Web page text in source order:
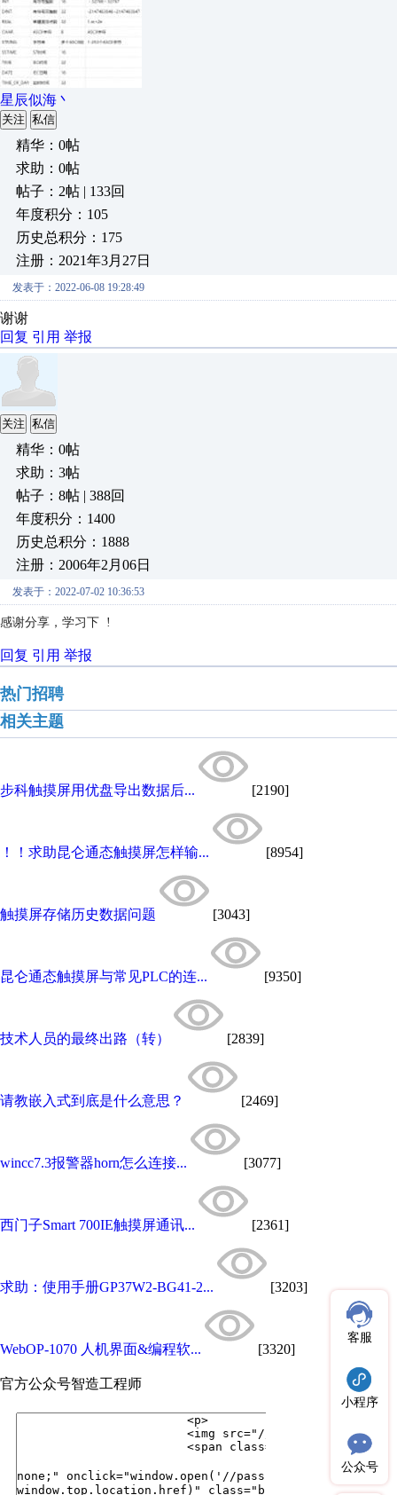
星辰似海丶
关注 私信
精华：0帖
求助：0帖
帖子：2帖 | 133回
年度积分：105
历史总积分：175
注册：2021年3月27日
发表于：2022-06-08 19:28:49
谢谢
回复 引用 举报
关注 私信
精华：0帖
求助：3帖
帖子：8帖 | 388回
年度积分：1400
历史总积分：1888
注册：2006年2月06日
发表于：2022-07-02 10:36:53
感谢分享，学习下 !
回复 引用 举报
热门招聘
相关主题
步科触摸屏用优盘导出数据后... [2190]
！！求助昆仑通态触摸屏怎样输... [8954]
触摸屏存储历史数据问题 [3043]
昆仑通态触摸屏与常见PLC的连... [9350]
技术人员的最终出路（转） [2839]
请教嵌入式到底是什么意思？ [2469]
wincc7.3报警器horn怎么连接... [3077]
西门子Smart 700IE触摸屏通讯... [2361]
求助：使用手册GP37W2-BG41-2... [3203]
WebOP-1070 人机界面&编程软... [3320]
官方公众号智造工程师
客服
小程序
公众号